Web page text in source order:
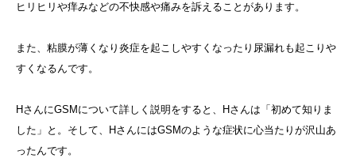
ヒリヒリや痒みなどの不快感や痛みを訴えることがあります。
また、粘膜が薄くなり炎症を起こしやすくなったり尿漏れも起こりや
すくなるんです。
HさんにGSMについて詳しく説明をすると、Hさんは「初めて知りま
した」と。そして、HさんにはGSMのような症状に心当たりが沢山あ
ったんです。